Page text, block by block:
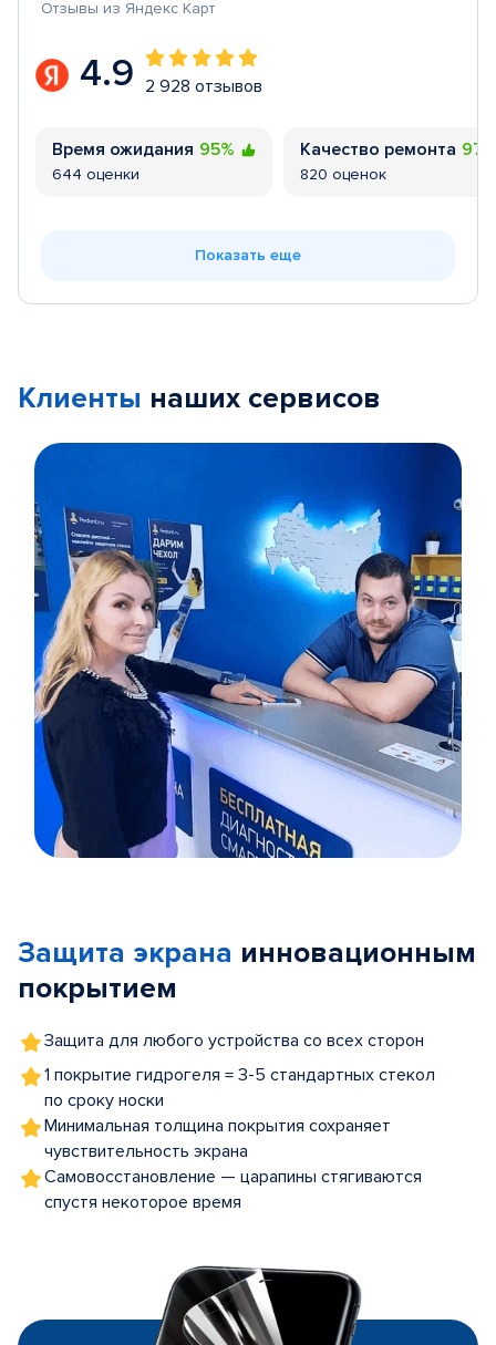
Отзывы из Яндекс Карт
4.9 2 928 отзывов
Время ожидания 95%
644 оценки
Качество ремонта
820 оценок
Показать еще
Клиенты наших сервисов
5
Защита экрана инновационным
покрытием
Защита для любого устройства со всех сторон
1 покрытие гидрогеля = 3-5 стандартных стекол
по сроку носки
Минимальная толщина покрытия сохраняет
чувствительность экрана
Самовосстановление — царапины стягиваются
спустя некоторое время